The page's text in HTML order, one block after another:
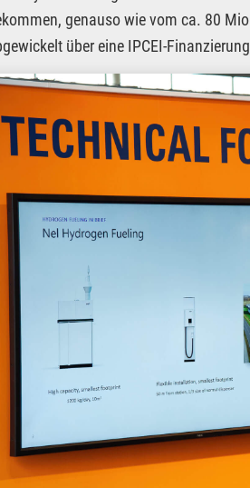
genauso wie vom ca. 80
über eine IPCEI-